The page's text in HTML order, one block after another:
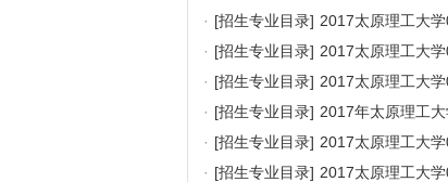
· [招生专业目录] 2017太原理工大
· [招生专业目录] 2017太原理工大
· [招生专业目录] 2017太原理工大
· [招生专业目录] 2017年太原理工
· [招生专业目录] 2017太原理工大
· [招生专业目录] 2017太原理工大